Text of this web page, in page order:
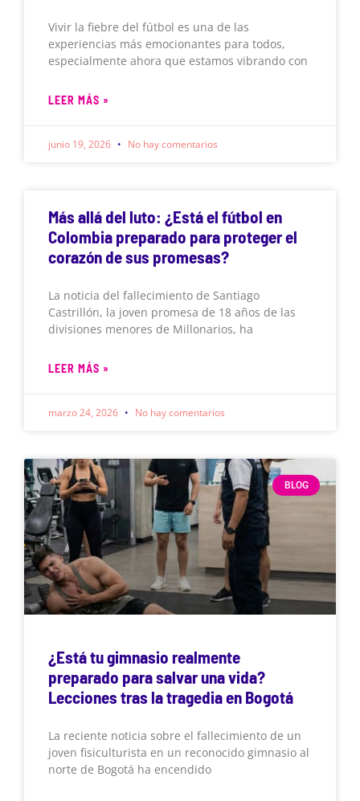
Vivir la fiebre del fútbol es una de las
experiencias más emocionantes para todos,
especialmente ahora que estamos vibrando con
LEER MÁS »
junio 19, 2026 No hay comentarios
Más allá del luto: ¿Está el fútbol en
Colombia preparado para proteger el
corazón de sus promesas?
La noticia del fallecimiento de Santiago
Castrillón, la joven promesa de 18 años de las
divisiones menores de Millonarios, ha
LEER MÁS »
marzo 24, 2026 No hay comentarios
BLOG
¿Está tu gimnasio realmente
preparado para salvar una vida?
Lecciones tras la tragedia en Bogotá
La reciente noticia sobre el fallecimiento de un
joven fisiculturista en un reconocido gimnasio al
norte de Bogotá ha encendido